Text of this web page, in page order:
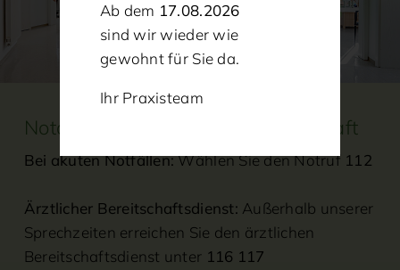
Notdienst und ärztliche Bereitschaft
Bei akuten Notfällen:Wählen Sie den Notruf 112
Ärztlicher Bereitschaftsdienst: Außerhalb unserer
Sprechzeiten erreichen Sie den ärztlichen
Bereitschaftsdienst unter 116 117
Ab dem 17.08.2026
sind wir wieder wie
gewohnt für Sie da.
Ihr Praxisteam